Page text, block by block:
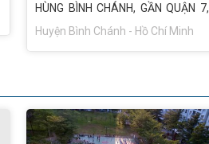
HÙNG BÌNH CHÁNH, GẦN QUẬN 7,
NHẬN NHÀ Ở VÀ CHO THUÊ NGAY.
LH: 0907404455
Huyện Bình Chánh - Hồ Chí Minh